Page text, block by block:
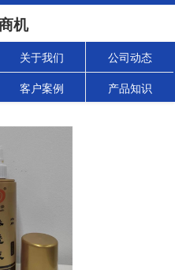
机
关于我们 公司动态
客户案例 产品知识